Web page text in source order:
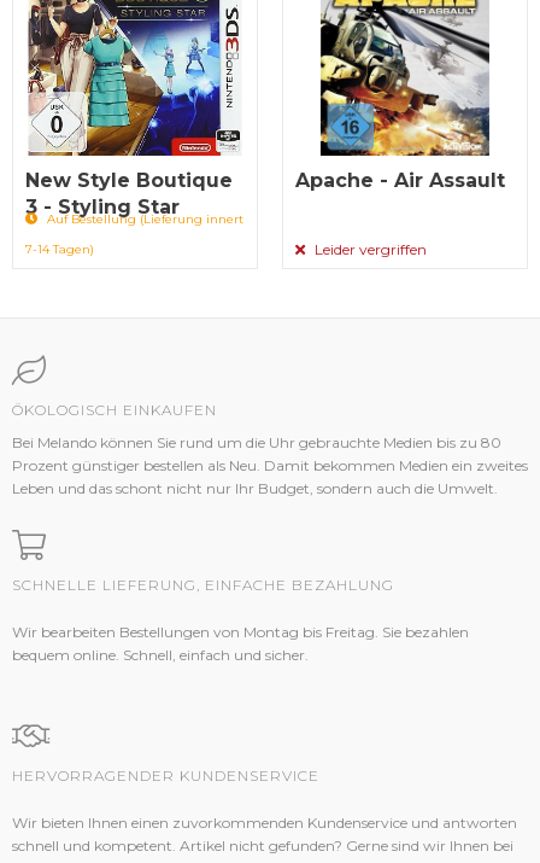
New Style Boutique
3 - Styling Star
Auf Bestellung (Lieferung innert
7-14 Tagen)
Apache - Air Assault
Leider vergriffen
ÖKOLOGISCH EINKAUFEN
Bei Melando können Sie rund um die Uhr gebrauchte Medien bis zu 80
Prozent günstiger bestellen als Neu. Damit bekommen Medien ein zweites
Leben und das schont nicht nur Ihr Budget, sondern auch die Umwelt.
SCHNELLE LIEFERUNG, EINFACHE BEZAHLUNG
Wir bearbeiten Bestellungen von Montag bis Freitag. Sie bezahlen
bequem online. Schnell, einfach und sicher.
HERVORRAGENDER KUNDENSERVICE
Wir bieten Ihnen einen zuvorkommenden Kundenservice und antworten
schnell und kompetent. Artikel nicht gefunden? Gerne sind wir Ihnen bei